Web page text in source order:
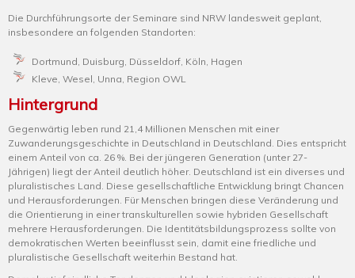
Die Durchführungsorte der Seminare sind NRW landesweit geplant,
insbesondere an folgenden Standorten:
Dortmund, Duisburg, Düsseldorf, Köln, Hagen
Kleve, Wesel, Unna, Region OWL
Hintergrund
Gegenwärtig leben rund 21,4 Millionen Menschen mit einer
Zuwanderungsgeschichte in Deutschland in Deutschland. Dies entspricht
einem Anteil von ca. 26 %. Bei der jüngeren Generation (unter 27-
Jährigen) liegt der Anteil deutlich höher. Deutschland ist ein diverses und
pluralistisches Land. Diese gesellschaftliche Entwicklung bringt Chancen
und Herausforderungen. Für Menschen bringen diese Veränderung und
die Orientierung in einer transkulturellen sowie hybriden Gesellschaft
mehrere Herausforderungen. Die Identitätsbildungsprozess sollte von
demokratischen Werten beeinflusst sein, damit eine friedliche und
pluralistische Gesellschaft weiterhin Bestand hat.